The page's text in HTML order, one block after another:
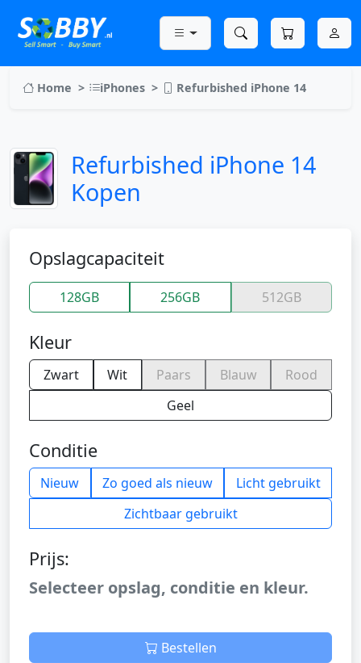
Home iPhones Refurbished iPhone 14
Refurbished iPhone 14
Kopen
Opslagcapaciteit
128GB 256GB 512GB
Kleur
Zwart Wit Paars Blauw
Rood
Geel
Conditie
Nieuw Zo goed als nieuw
Licht gebruikt
Zichtbaar gebruikt
Prijs:
Selecteer opslag, conditie en kleur.
Bestellen